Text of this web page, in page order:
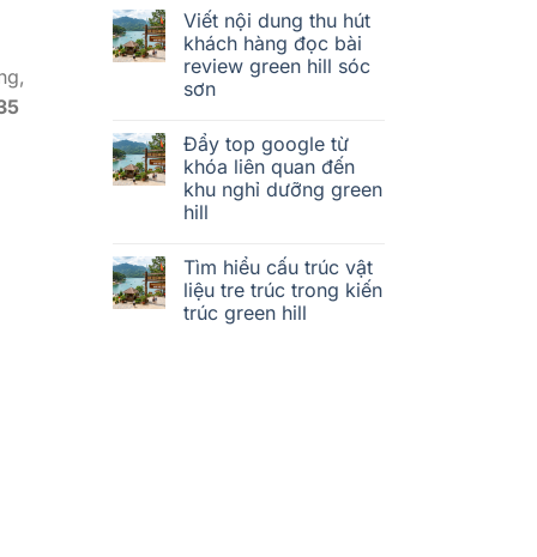
Viết nội dung thu hút
khách hàng đọc bài
review green hill sóc
sơn
Đẩy top google từ
khóa liên quan đến
khu nghỉ dưỡng green
hill
Tìm hiểu cấu trúc vật
liệu tre trúc trong kiến
trúc green hill